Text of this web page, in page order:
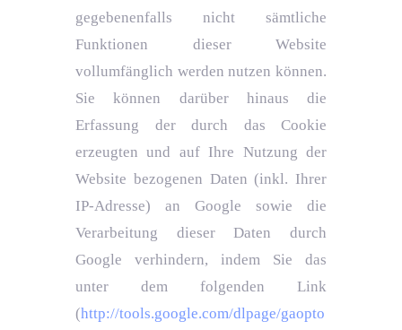
gegebenenfalls nicht sämtliche
Funktionen dieser Website
vollumfänglich werden nutzen können.
Sie können darüber hinaus die
Erfassung der durch das Cookie
erzeugten und auf Ihre Nutzung der
Website bezogenen Daten (inkl. Ihrer
IP-Adresse) an Google sowie die
Verarbeitung dieser Daten durch
Google verhindern, indem Sie das
unter dem folgenden Link
(http://tools.google.com/dlpage/gaopto